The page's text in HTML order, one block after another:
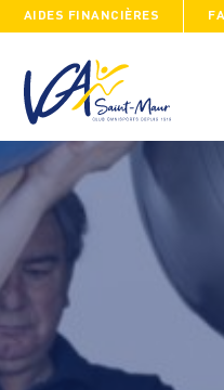
AIDES FINANCIÈRES